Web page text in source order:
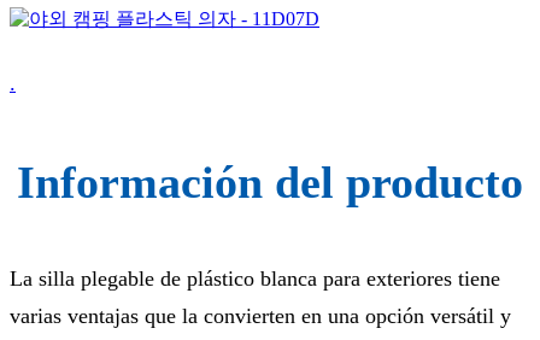
.
Información del producto
La silla plegable de plástico blanca para exteriores tiene
varias ventajas que la convierten en una opción versátil y